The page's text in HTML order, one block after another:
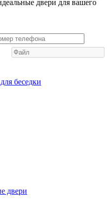
двери для вашего
беседки
двери